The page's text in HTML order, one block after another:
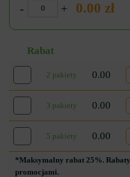
- + 0.00 zł
Rabat
2 pakiety 0.00
3 pakiety 0.00
5 pakiety 0.00
*Maksymalny rabat 25%.
promocjami.